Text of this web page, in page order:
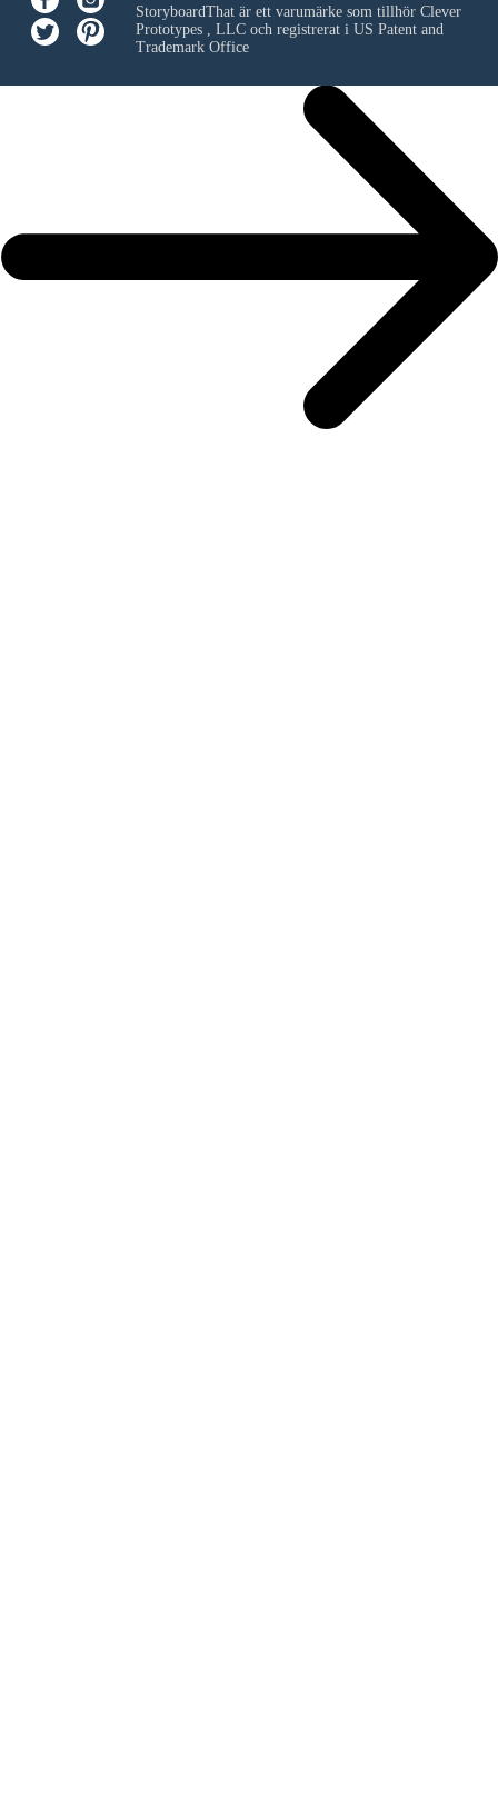
StoryboardThat är ett varumärke som tillhör Clever
Prototypes , LLCoch registrerat i US Patent and
Trademark Office